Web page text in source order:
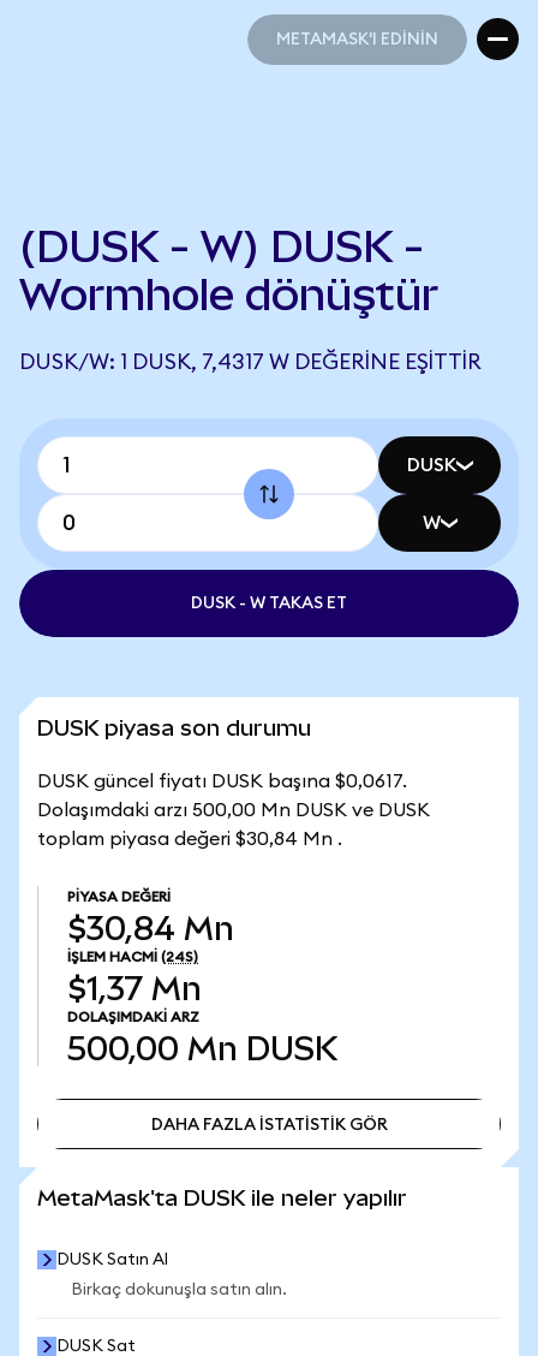
METAMASK'I EDİNİN
(DUSK - W) DUSK -
Wormhole dönüştür
DUSK/W: 1 DUSK, 7,4317 W DEĞERINE EŞITTIR
DUSK
W
DUSK - W TAKAS ET
DUSK piyasa son durumu
DUSK güncel fiyatı DUSK başına $0,0617.
Dolaşımdaki arzı 500,00 Mn DUSK ve DUSK
toplam piyasa değeri $30,84 Mn .
PIYASA DEĞERI
$30,84 Mn
İŞLEM HACMI (24S)
$1,37 Mn
DOLAŞIMDAKI ARZ
500,00 Mn DUSK
DAHA FAZLA İSTATİSTİK GÖR
MetaMask'ta DUSK ile neler yapılır
DUSK Satın Al
Birkaç dokunuşla satın alın.
DUSK Sat